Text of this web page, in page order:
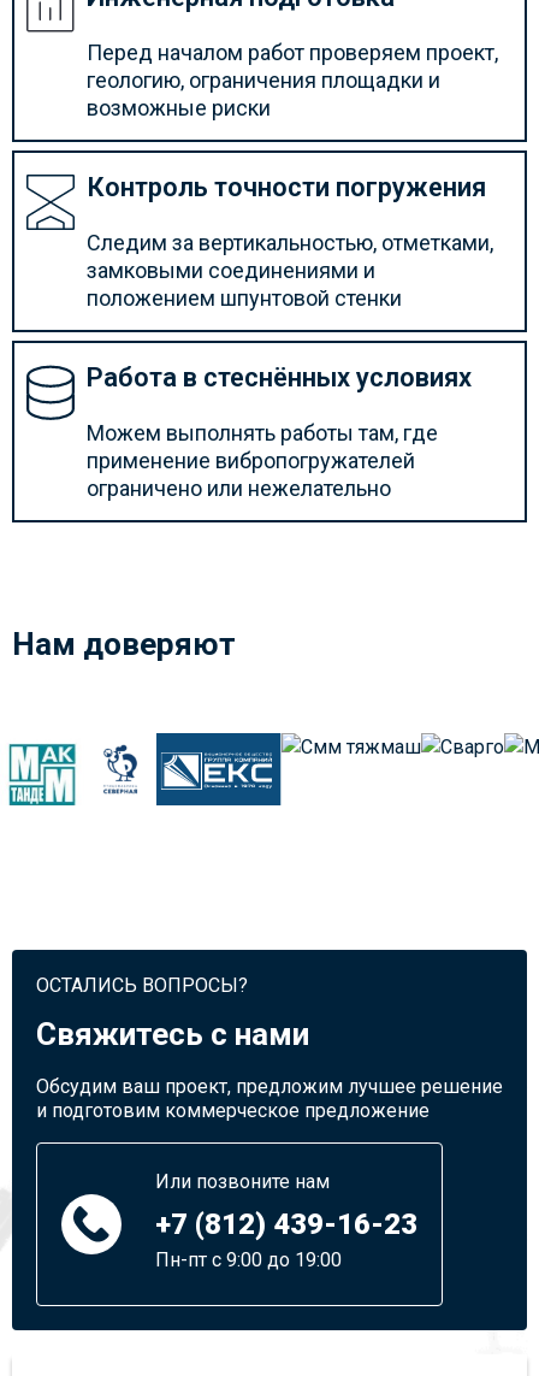
Перед началом работ проверяем проект,
геологию, ограничения площадки и
возможные риски
Контроль точности погружения
Следим за вертикальностью, отметками,
замковыми соединениями и
положением шпунтовой стенки
Работа в стеснённых условиях
Можем выполнять работы там, где
применение вибропогружателей
ограничено или нежелательно
Нам доверяют
ОСТАЛИСЬ ВОПРОСЫ?
Свяжитесь с нами
Обсудим ваш проект, предложим лучшее решение
и подготовим коммерческое предложение
Или позвоните нам
+7 (812) 439-16-23
Пн-пт с 9:00 до 19:00